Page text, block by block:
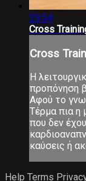
29:54
Cross
Cross
Η
προπόνηση
Αφού το
Τέρμα πια η
που δεν
καύσεις ή
Help Terms